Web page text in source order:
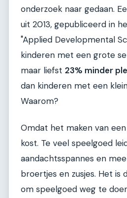
onderzoek naar gedaan.
uit 2013, gepubliceerd in
"Applied Developmental
kinderen met een grote
maar liefst 23% minder
dan kinderen met een
Waarom?
Omdat het maken van
kost. Te veel speelgoed
aandachtsspannes en
broertjes en zusjes. Het is
om speelgoed weg te